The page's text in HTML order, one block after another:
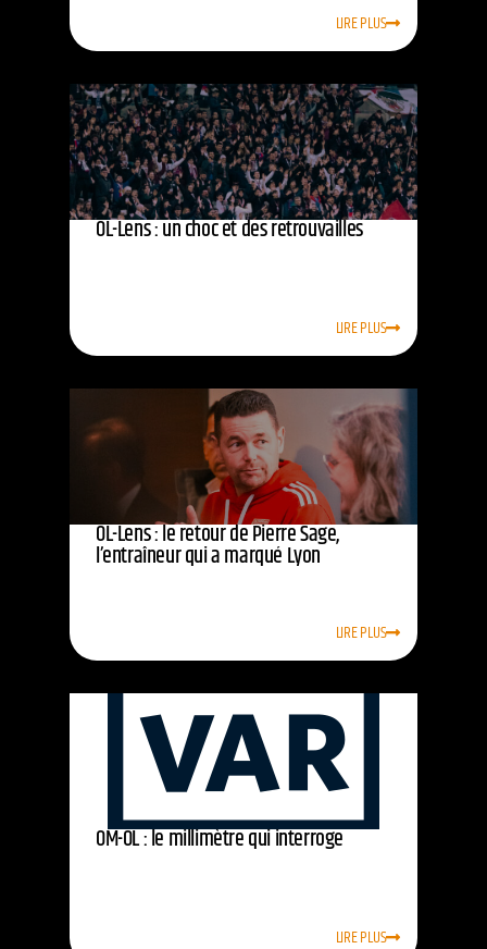
LIRE PLUS
OL-Lens : un choc et des retrouvailles
LIRE PLUS
OL-Lens : le retour de Pierre Sage,
l’entraîneur qui a marqué Lyon
LIRE PLUS
OM-OL : le millimètre qui interroge
LIRE PLUS